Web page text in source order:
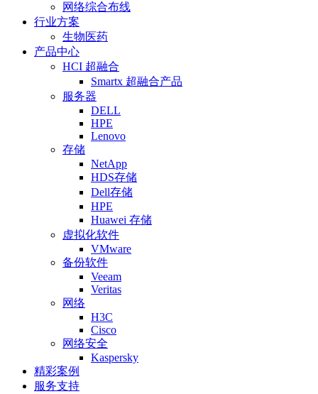
网络综合布线
行业方案
生物医药
产品中心
HCI 超融合
Smartx 超融合产品
服务器
DELL
HPE
Lenovo
存储
NetApp
HDS存储
Dell存储
HPE
Huawei 存储
虚拟化软件
VMware
备份软件
Veeam
Veritas
网络
H3C
Cisco
网络安全
Kaspersky
精彩案例
服务支持